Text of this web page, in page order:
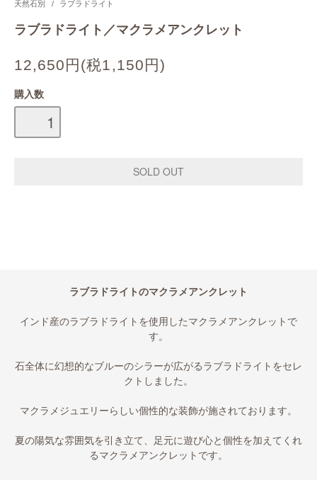
天然石別 / ラブラドライト
ラブラドライト／マクラメアンクレット
12,650円(税1,150円)
購入数
ラブラドライトのマクラメアンクレット
インド産のラブラドライトを使用したマクラメアンクレットで
す。
石全体に幻想的なブルーのシラーが広がるラブラドライトをセレ
クトしました。
マクラメジュエリーらしい個性的な装飾が施されております。
夏の陽気な雰囲気を引き立て、足元に遊び心と個性を加えてくれ
るマクラメアンクレットです。